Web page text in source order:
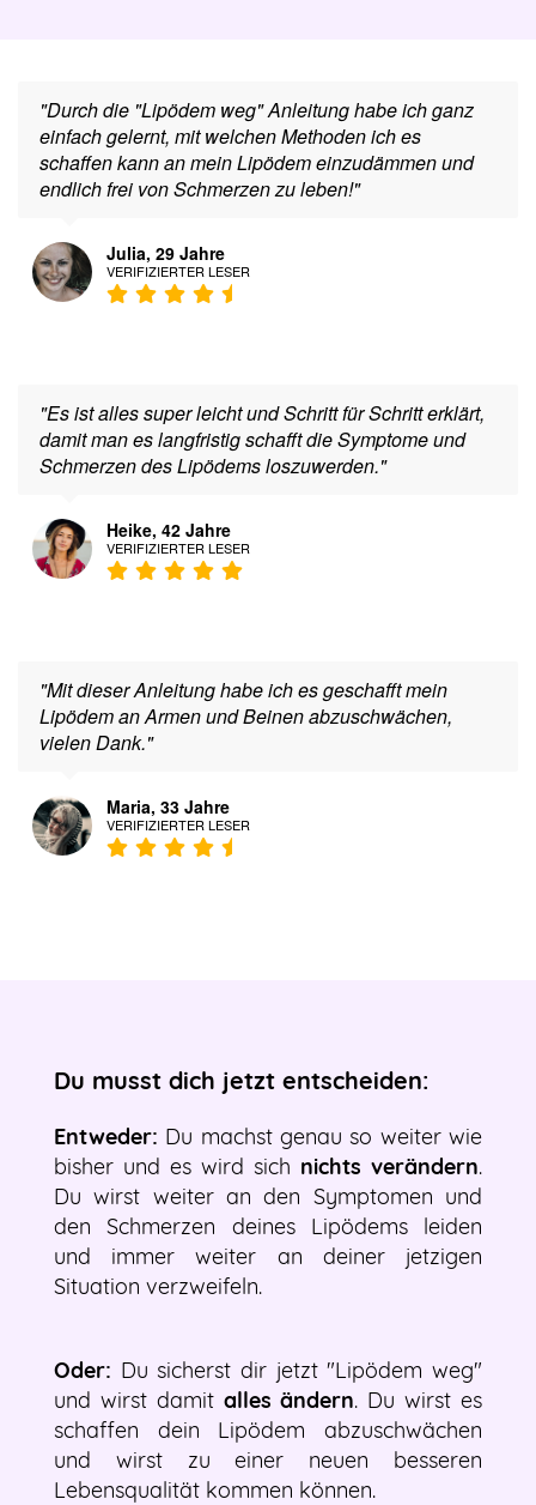
"Durch die "Lipödem weg" Anleitung habe ich ganz
einfach gelernt, mit welchen Methoden ich es
schaffen kann an mein Lipödem einzudämmen und
endlich frei von Schmerzen zu leben!"
Julia, 29 Jahre
VERIFIZIERTER LESER
"Es ist alles super leicht und Schritt für Schritt erklärt,
damit man es langfristig schafft die Symptome und
Schmerzen des Lipödems loszuwerden."
Heike, 42 Jahre
VERIFIZIERTER LESER
"Mit dieser Anleitung habe ich es geschafft mein
Lipödem an Armen und Beinen abzuschwächen,
vielen Dank."
Maria, 33 Jahre
VERIFIZIERTER LESER
Du musst dich jetzt entscheiden:
Entweder: Du machst genau so weiter wie
bisher und es wird sich nichts verändern.
Du wirst weiter an den Symptomen und
den Schmerzen deines Lipödems leiden
und immer weiter an deiner jetzigen
Situation verzweifeln.
Oder: Du sicherst dir jetzt "Lipödem weg"
und wirst damitalles ändern. Du wirst es
schaffen dein Lipödem abzuschwächen
und wirst zu einer neuen besseren
Lebensqualität kommen können.